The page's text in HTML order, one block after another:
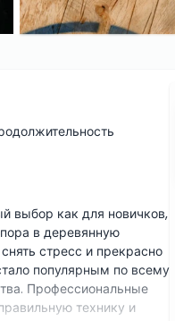
выбор как для новичков,
в деревянную
стресс и прекрасно
популярным по всему
Профессиональные
технику и